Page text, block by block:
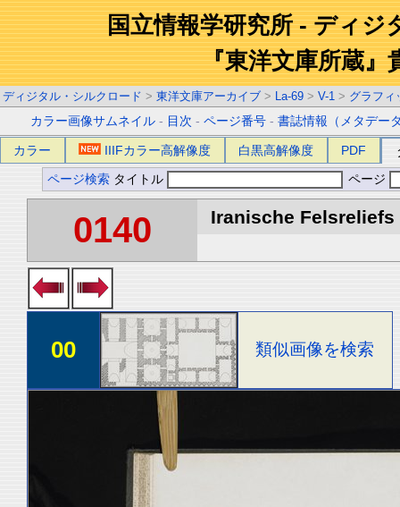
国立情報学研究所 - ディジ
『東洋文庫所蔵』
ディジタル・シルクロード > 東洋文庫アーカイブ > La-69 > V-1 > グラフィ
カラー画像サムネイル - 目次 -ページ番号 -書誌情報（メタデー
カラー IIIFカラー高解像度 白黒高解像度 PDF
ページ検索 タイトル ページ
0140 Iranische Felsreliefs
00 類似画像を検索